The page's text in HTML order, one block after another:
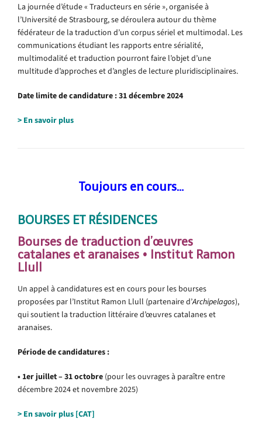
La journée d’étude « Traducteurs en série », organisée à
l’Université de Strasbourg, se déroulera autour du thème
fédérateur de la traduction d’un corpus sériel et multimodal. Les
communications étudiant les rapports entre sérialité,
multimodalité et traduction pourront faire l’objet d’une
multitude d’approches et d’angles de lecture pluridisciplinaires.
Date limite de candidature : 31 décembre 2024
> En savoir plus
Toujours en cours…
BOURSES ET RÉSIDENCES
Bourses de traduction d’œuvres
catalanes et aranaises • Institut Ramon
Llull
Un appel à candidatures est en cours pour les bourses
proposées par l’Institut Ramon Llull (partenaire d’Archipelagos),
qui soutient la traduction littéraire d’œuvres catalanes et
aranaises.
Période de candidatures :
• 1er juillet – 31 octobre (pour les ouvrages à paraître entre
décembre 2024 et novembre 2025)
> En savoir plus [CAT]